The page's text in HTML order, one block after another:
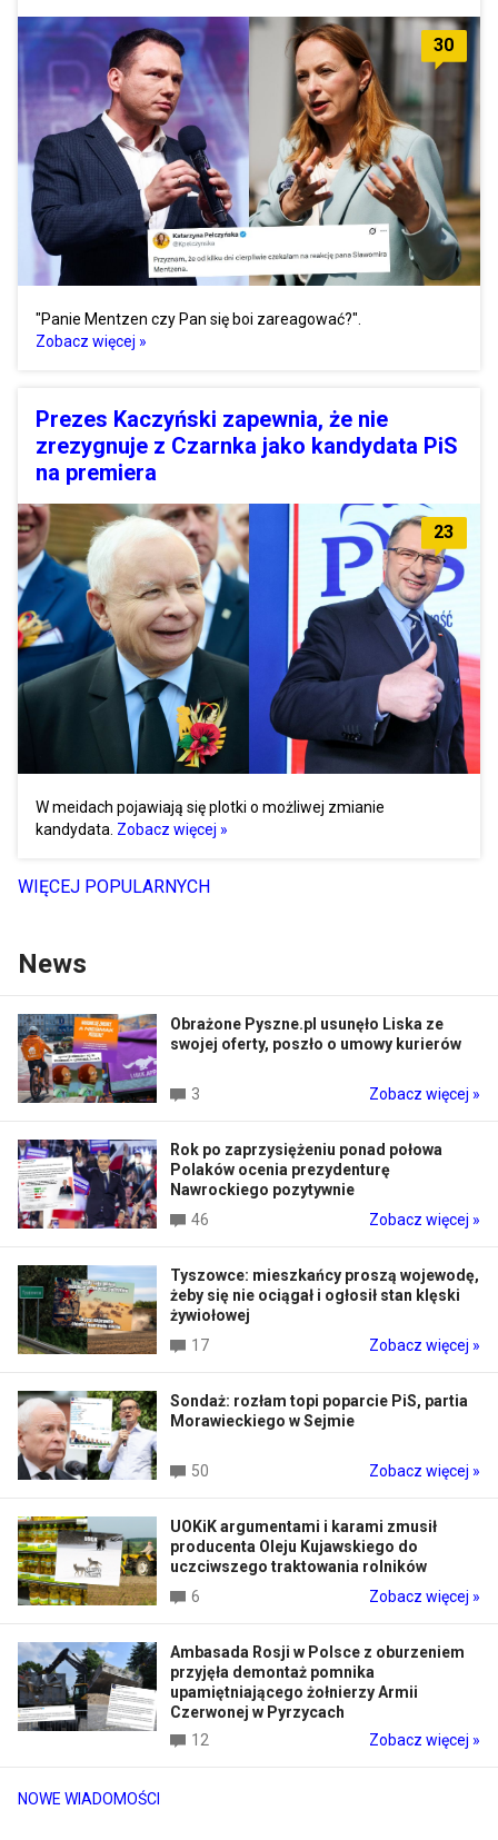
30
"Panie Mentzen czy Pan się boi zareagować?".
Zobacz więcej »
Prezes Kaczyński zapewnia, że nie
zrezygnuje z Czarnka jako kandydata PiS
na premiera
23
W meidach pojawiają się plotki o możliwej zmianie
kandydata. Zobacz więcej »
WIĘCEJ POPULARNYCH
News
NOWE WIADOMOŚCI
Obrażone Pyszne.pl usunęło Liska ze
swojej oferty, poszło o umowy kurierów
3 Zobacz więcej »
Rok po zaprzysiężeniu ponad połowa
Polaków ocenia prezydenturę
Nawrockiego pozytywnie
46
Zobacz więcej »
Tyszowce: mieszkańcy proszą wojewodę,
żeby się nie ociągał i ogłosił stan klęski
żywiołowej
17
Zobacz więcej »
Sondaż: rozłam topi poparcie PiS, partia
Morawieckiego w Sejmie
50 Zobacz więcej »
UOKiK argumentami i karami zmusił
producenta Oleju Kujawskiego do
uczciwszego traktowania rolników
6
Zobacz więcej »
Ambasada Rosji w Polsce z oburzeniem
przyjęła demontaż pomnika
upamiętniającego żołnierzy Armii
Czerwonej w Pyrzycach
12
Zobacz więcej »